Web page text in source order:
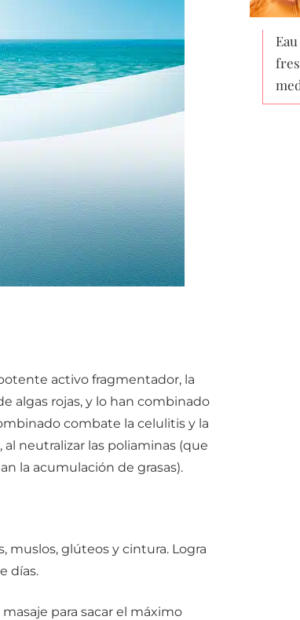
activo fragmentador, la
algas rojas, y lo han combinado
combate la celulitis y la
neutralizar las poliaminas (que
la acumulación de grasas).
muslos, glúteos y cintura. Logra
días.
para sacar el máximo